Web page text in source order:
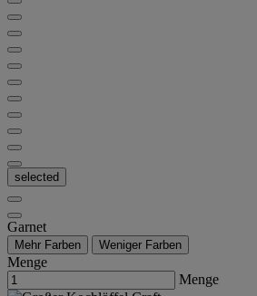
selected
Garnet
Mehr Farben Weniger Farben
Menge
Menge